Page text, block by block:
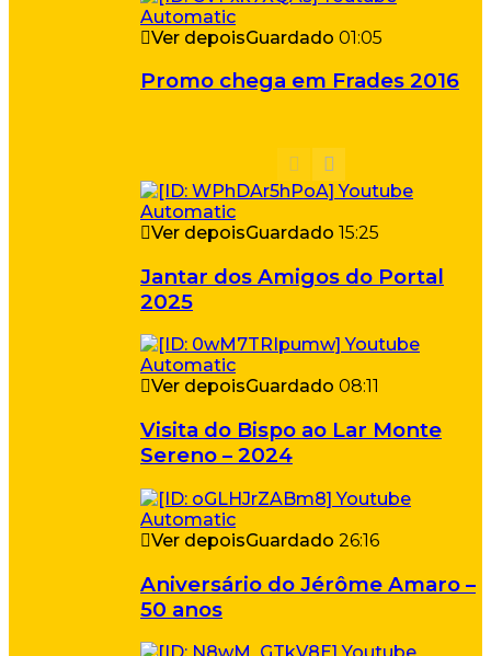
Ver depoisGuardado 01:05
Promo chega em Frades 2016
Ver depoisGuardado 15:25
Jantar dos Amigos do Portal
2025
Ver depoisGuardado 08:11
Visita do Bispo ao Lar Monte
Sereno – 2024
Ver depoisGuardado 26:16
Aniversário do Jérôme Amaro –
50 anos